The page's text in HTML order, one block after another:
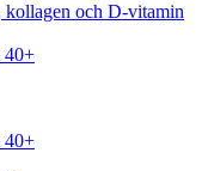
kollagen och D-vitamin